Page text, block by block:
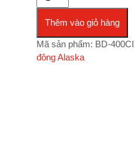
Thêm vào giỏ hàng
Mã sản phẩm: BD-400CI
đông Alaska